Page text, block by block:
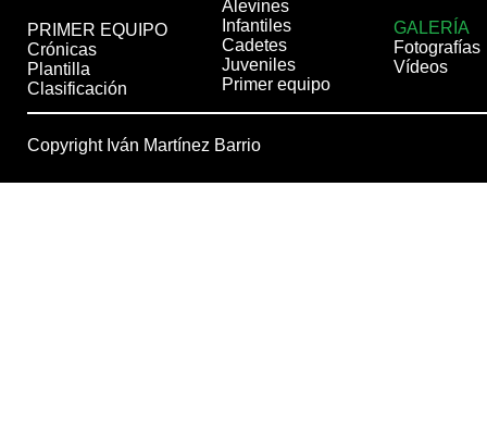
PRIMER EQUIPO
Crónicas
Plantilla
Clasificación
Alevines
Infantiles
Cadetes
Juveniles
Primer equipo
GALERÍA
Fotografías
Vídeos
Copyright Iván Martínez Barrio